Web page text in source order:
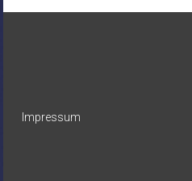
Impressum